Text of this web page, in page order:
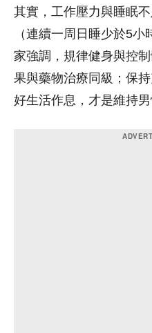
其實，工作壓力與睡眠
（連續一周日睡少於5
家強調，規律健身與控
果與藥物治療同級；保
好生活作息，才是維持男